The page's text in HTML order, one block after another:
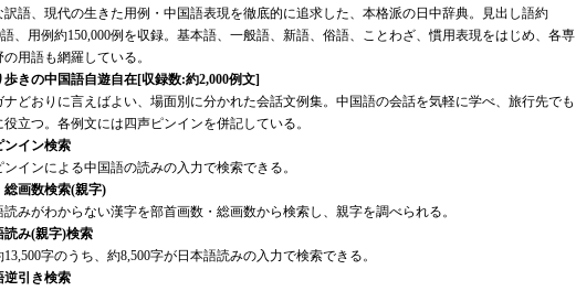
訳語、現代の生きた用例・中国語表現を徹底的に追求した、本格派の日中辞典。見出し語約
語、用例約150,000例を収録。基本語、一般語、新語、俗語、ことわざ、慣用表現をはじめ、各専
の用語も網羅している。
歩きの中国語自遊自在[収録数:約2,000例文]
ナどおりに言えばよい、場面別に分かれた会話文例集。中国語の会話を気軽に学べ、旅行先でも
役立つ。各例文には四声ピンインを併記している。
ンイン検索
ンインによる中国語の読みの入力で検索できる。
総画数検索(親字)
読みがわからない漢字を部首画数・総画数から検索し、親字を調べられる。
読み(親字)検索
13,500字のうち、約8,500字が日本語読みの入力で検索できる。
逆引き検索